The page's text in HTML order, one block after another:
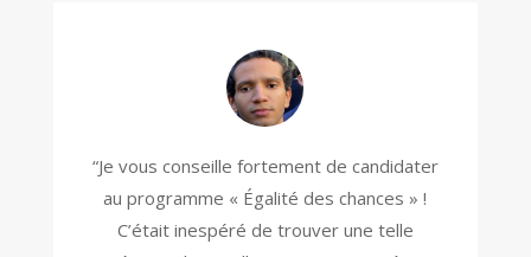
“Je vous conseille fortement de candidater
au programme « Égalité des chances » !
C’était inespéré de trouver une telle